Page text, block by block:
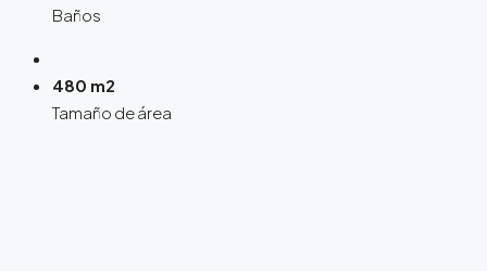
Baños
480 m2
Tamaño de área